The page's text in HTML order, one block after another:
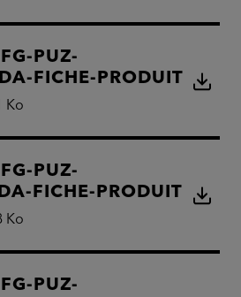
PUZ-
FICHE-PRODUIT
Ko
PUZ-
FICHE-PRODUIT
Ko
PUZ-